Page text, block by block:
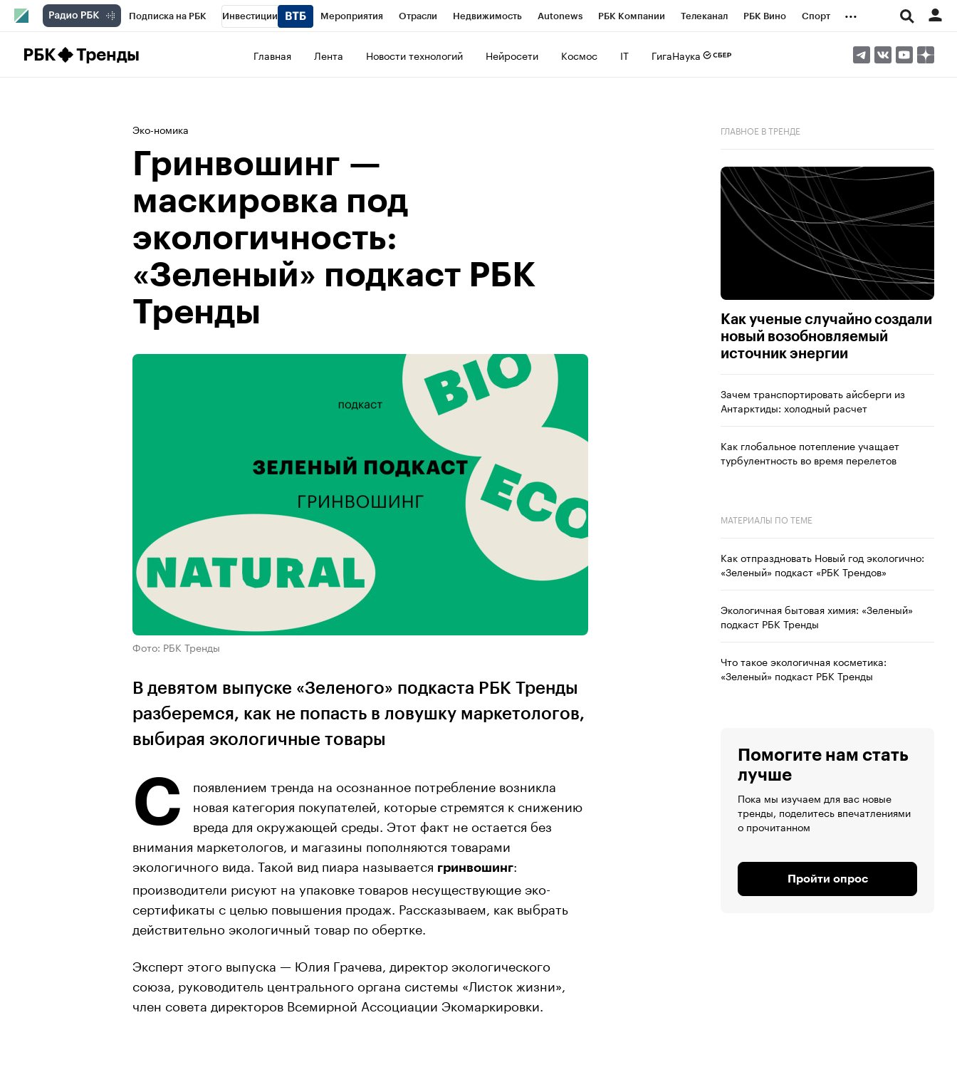
Подписка на РБК Инвестиции Мероприятия Отрасли Недвижимость Autonews РБК Компании Телеканал РБК Вино Спорт ...
РБК Тренды Главная Лента Новости технологий Нейросети Космос IT ГигаНаука
Эко-номика
Гринвошинг —
маскировка под
экологичность:
«Зеленый» подкаст РБК
Тренды
Фото: РБК Тренды
В девятом выпуске «Зеленого» подкаста РБК Тренды
разберемся, как не попасть в ловушку маркетологов,
выбирая экологичные товары
С
появлением тренда на осознанное потребление возникла
новая категория покупателей, которые стремятся к снижению
вреда для окружающей среды. Этот факт не остается без
внимания маркетологов, и магазины пополняются товарами
экологичного вида. Такой вид пиара называется гринвошинг:
производители рисуют на упаковке товаров несуществующие эко-
сертификаты с целью повышения продаж. Рассказываем, как выбрать
действительно экологичный товар по обертке.
Эксперт этого выпуска — Юлия Грачева, директор экологического
союза, руководитель центрального органа системы «Листок жизни»,
член совета директоров Всемирной Ассоциации Экомаркировки.
ГЛАВНОЕ В ТРЕНДЕ
Как ученые случайно создали
новый возобновляемый
источник энергии
Зачем транспортировать айсберги из
Антарктиды: холодный расчет
Как глобальное потепление учащает
турбулентность во время перелетов
МАТЕРИАЛЫ ПО ТЕМЕ
Как отпраздновать Новый год экологично:
«Зеленый» подкаст «РБК Трендов»
Экологичная бытовая химия: «Зеленый»
подкаст РБК Тренды
Что такое экологичная косметика:
«Зеленый» подкаст РБК Тренды
Помогите нам стать
лучше
Пока мы изучаем для вас новые
тренды, поделитесь впечатлениями
о прочитанном
Пройти опрос